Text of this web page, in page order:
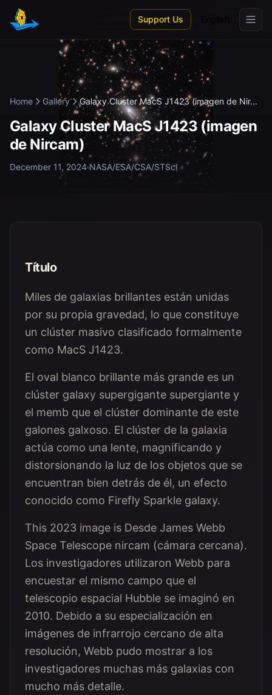
Skip to main content
Support Us
Home Gallery Galaxy Cluster MacS J1423 (imagen de Nir...
Galaxy Cluster MacS J1423 (imagen
de Nircam)
December 11, 2024·NASA/ESA/CSA/STScI
Título
Miles de galaxias brillantes están unidas
por su propia gravedad, lo que constituye
un clúster masivo clasificado formalmente
como MacS J1423.
El oval blanco brillante más grande es un
clúster galaxy supergigante supergiante y
el memb que el clúster dominante de este
galones galxoso. El clúster de la galaxia
actúa como una lente, magnificando y
distorsionando la luz de los objetos que se
encuentran bien detrás de él, un efecto
conocido como Firefly Sparkle galaxy.
This 2023 image is Desde James Webb
Space Telescope nircam (cámara cercana).
Los investigadores utilizaron Webb para
encuestar el mismo campo que el
telescopio espacial Hubble se imaginó en
2010. Debido a su especialización en
imágenes de infrarrojo cercano de alta
resolución, Webb pudo mostrar a los
investigadores muchas más galaxias con
mucho más detalle.